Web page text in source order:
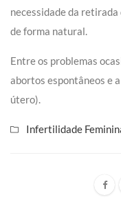
necessidade da
de forma natural.
Entre os problemas
abortos espontâneos e
útero).
Infertilidade